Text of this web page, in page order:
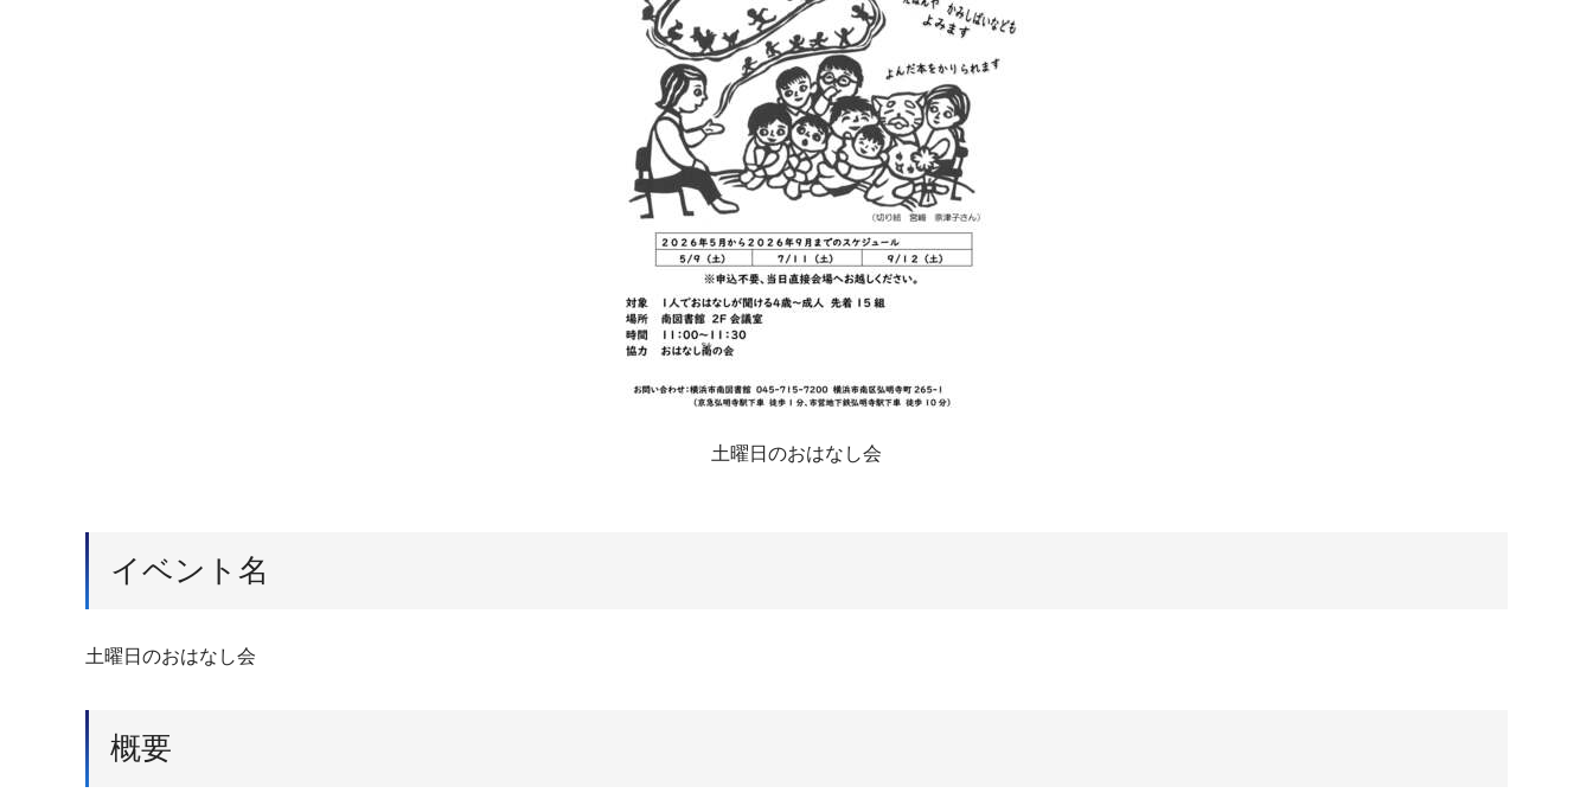
土曜日のおはなし会
イベント名
土曜日のおはなし会
概要